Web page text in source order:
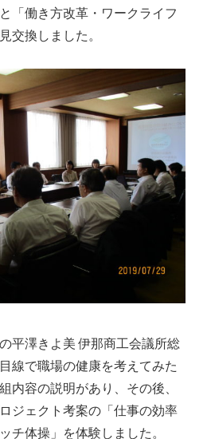
「働き方改革・ワークライフ
交換しました。
平澤きよ美 伊那商工会議所総
線で職場の健康を考えてみた
内容の説明があり、その後、
ジェクト考案の「仕事の効率
チ体操」を体験しました。